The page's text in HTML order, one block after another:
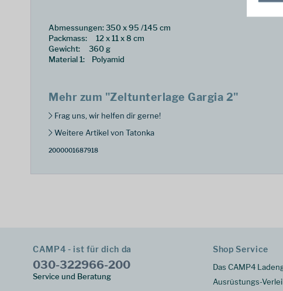
Abmessungen: 350 x 95 /145 cm
Packmass: 12 x 11 x 8 cm
Gewicht: 360 g
Material 1: Polyamid
Mehr zum "Zeltunterlage Gargia 2"
Frag uns, wir helfen dir gerne!
Weitere Artikel von Tatonka
2000001687918
CAMP4 - ist für dich da
030-322966-200
Service und Beratung
Shop Service
Das CAMP4
Ausrüstungs-